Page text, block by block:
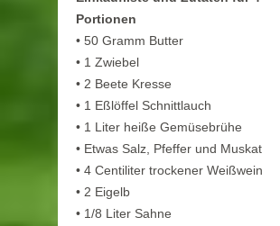
Portionen
• 50 Gramm Butter
• 1 Zwiebel
• 2 Beete Kresse
• 1 Eßlöffel Schnittlauch
• 1 Liter heiße Gemüsebrühe
• Etwas Salz, Pfeffer und Muskat
• 4 Centiliter trockener Weißwein
• 2 Eigelb
• 1/8 Liter Sahne